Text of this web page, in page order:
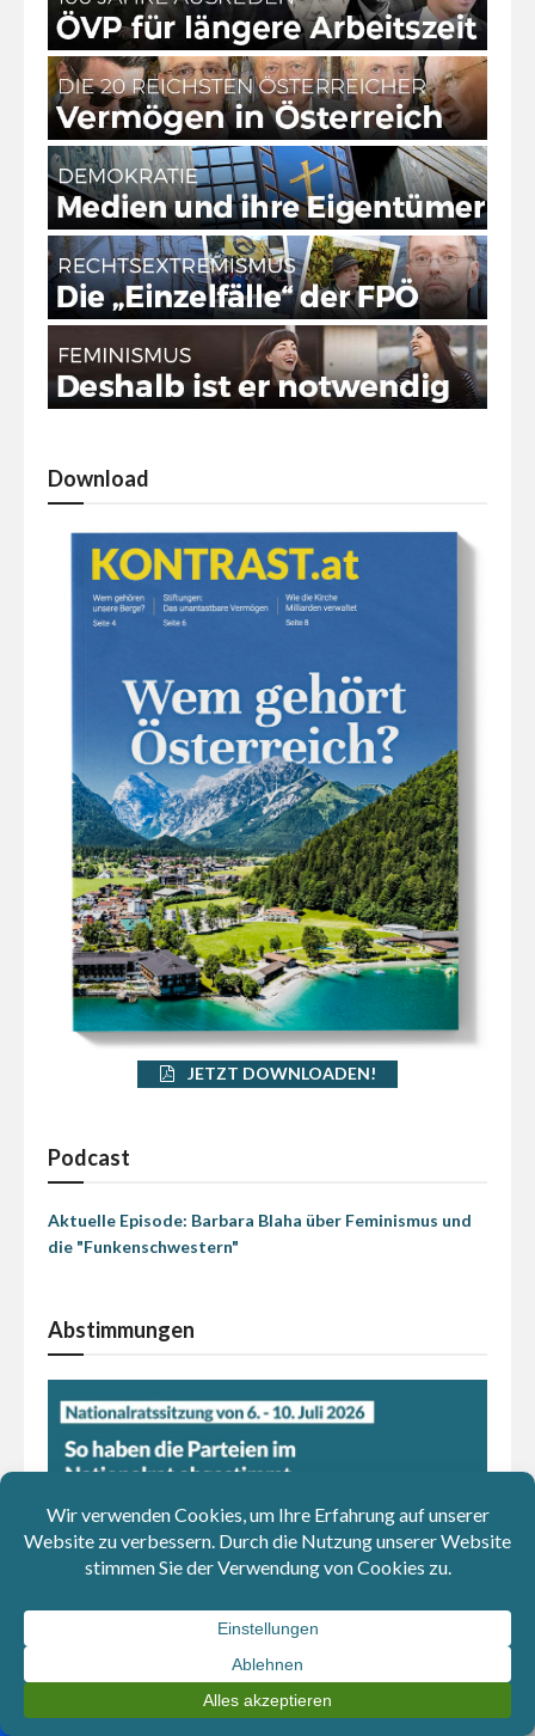
Download
JETZT DOWNLOADEN!
Podcast
Aktuelle Episode: Barbara Blaha über Feminismus und
die "Funkenschwestern"
Abstimmungen